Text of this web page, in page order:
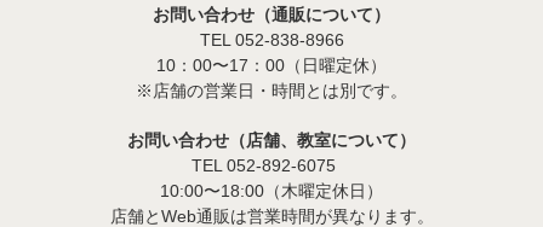
お問い合わせ（通販について）
TEL 052-838-8966
10：00〜17：00（日曜定休）
※店舗の営業日・時間とは別です。
お問い合わせ（店舗、教室について）
TEL 052-892-6075
10:00〜18:00（木曜定休日）
店舗とWeb通販は営業時間が異なります。